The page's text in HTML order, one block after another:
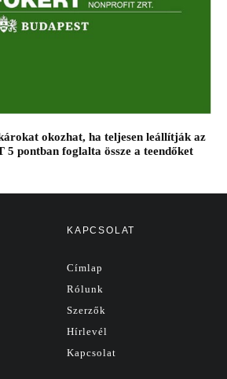
okozhat, ha teljesen leállítják az
5 pontban foglalta össze a teendőket
KAPCSOLAT
Címlap
Rólunk
Szerzők
Hírlevél
Kapcsolat